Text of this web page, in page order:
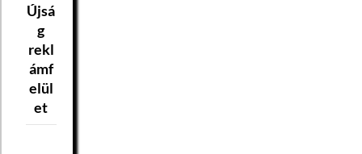
Újsá
g
rekl
ámf
elül
et